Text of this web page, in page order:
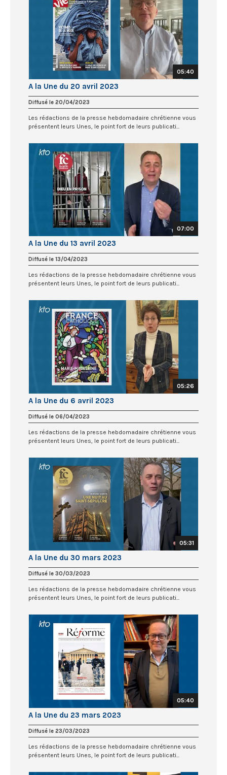
05:40
A la Une du 20 avril 2023
Diffusé le 20/04/2023
Les rédactions de la presse hebdomadaire chrétienne vous
présentent leurs Unes, le point fort de leurs publicati...
07:00
A la Une du 13 avril 2023
Diffusé le 13/04/2023
Les rédactions de la presse hebdomadaire chrétienne vous
présentent leurs Unes, le point fort de leurs publicati...
05:26
A la Une du 6 avril 2023
Diffusé le 06/04/2023
Les rédactions de la presse hebdomadaire chrétienne vous
présentent leurs Unes, le point fort de leurs publicati...
05:31
A la Une du 30 mars 2023
Diffusé le 30/03/2023
Les rédactions de la presse hebdomadaire chrétienne vous
présentent leurs Unes, le point fort de leurs publicati...
05:40
A la Une du 23 mars 2023
Diffusé le 23/03/2023
Les rédactions de la presse hebdomadaire chrétienne vous
présentent leurs Unes, le point fort de leurs publicati...